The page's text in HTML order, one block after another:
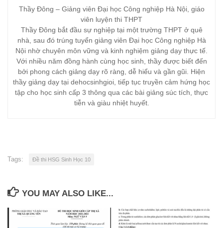
Thầy Đông – Giảng viên Đại học Công nghiệp Hà Nội, giáo
viên luyện thi THPT
Thầy Đông bắt đầu sự nghiệp tại một trường THPT ở quê
nhà, sau đó trúng tuyển giảng viên Đại học Công nghiệp Hà
Nội nhờ chuyên môn vững và kinh nghiệm giảng dạy thực tế.
Với nhiều năm đồng hành cùng học sinh, thầy được biết đến
bởi phong cách giảng dạy rõ ràng, dễ hiểu và gần gũi. Hiện
thầy giảng dạy tại dehocsinhgioi, tiếp tục truyền cảm hứng học
tập cho học sinh cấp 3 thông qua các bài giảng súc tích, thực
tiễn và giàu nhiệt huyết.
Tags: Đề thi HSG Sinh Học 10
YOU MAY ALSO LIKE...